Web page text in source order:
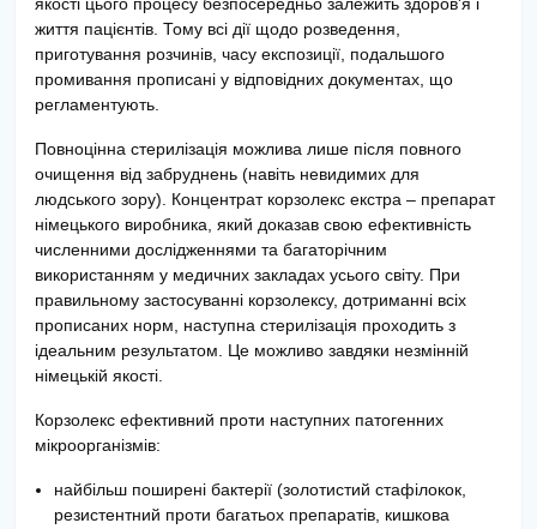
життя пацієнтів. Тому всі дії щодо розведення,
приготування розчинів, часу експозиції, подальшого
промивання прописані у відповідних документах, що
регламентують.
Повноцінна стерилізація можлива лише після повного
очищення від забруднень (навіть невидимих ​​для
людського зору). Концентрат корзолекс екстра – препарат
німецького виробника, який доказав свою ефективність
численними дослідженнями та багаторічним
використанням у медичних закладах усього світу. При
правильному застосуванні корзолексу, дотриманні всіх
прописаних норм, наступна стерилізація проходить з
ідеальним результатом. Це можливо завдяки незмінній
німецькій якості.
Корзолекс ефективний проти наступних патогенних
мікроорганізмів:
найбільш поширені бактерії (золотистий стафілокок,
резистентний проти багатьох препаратів, кишкова